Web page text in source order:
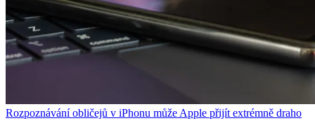
Rozpoznávání obličejů v iPhonu může Apple přijít extrémně draho